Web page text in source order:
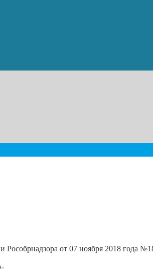
от 07 ноября 2018 года